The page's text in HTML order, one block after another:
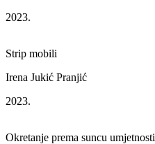
2023.
Strip mobili
Irena Jukić Pranjić
2023.
Okretanje prema suncu umjetnosti